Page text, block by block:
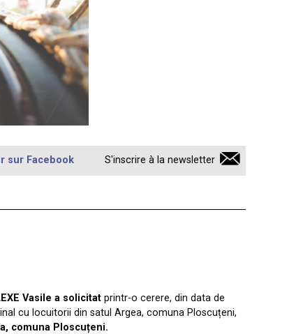
sur Facebook S'inscrire à la newsletter
Vasile a solicitatprintr-o cerere, din data de
cu locuitorii din satul Argea, comuna Ploscuțeni,
comuna Ploscuțeni.